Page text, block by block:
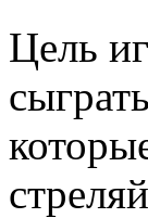
Цель